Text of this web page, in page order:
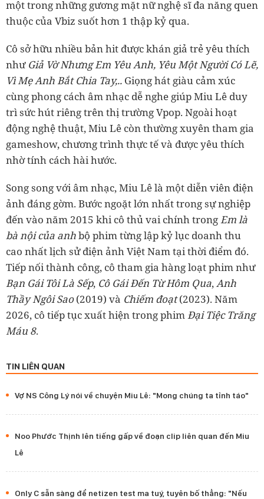
một trong những gương mặt nữ nghệ sĩ đa năng quen
thuộc của Vbiz suốt hơn 1 thập kỷ qua.
Cô sở hữu nhiều bản hit được khán giả trẻ yêu thích
như Giả Vờ Nhưng Em Yêu Anh, Yêu Một Người Có Lẽ,
Vì Mẹ Anh Bắt Chia Tay,.. Giọng hát giàu cảm xúc
cùng phong cách âm nhạc dễ nghe giúp Miu Lê duy
trì sức hút riêng trên thị trường Vpop. Ngoài hoạt
động nghệ thuật, Miu Lê còn thường xuyên tham gia
gameshow, chương trình thực tế và được yêu thích
nhờ tính cách hài hước.
Song song với âm nhạc, Miu Lê là một diễn viên điện
ảnh đáng gờm. Bước ngoặt lớn nhất trong sự nghiệp
đến vào năm 2015 khi cô thủ vai chính trongEm là
bà nội của anhbộ phim từng lập kỷ lục doanh thu
cao nhất lịch sử điện ảnh Việt Nam tại thời điểm đó.
Tiếp nối thành công, cô tham gia hàng loạt phim như
Bạn Gái Tôi Là Sếp, Cô Gái Đến Từ Hôm Qua,Anh
Thầy Ngôi Sao(2019) và Chiếm đoạt(2023). Năm
2026, cô tiếp tục xuất hiện trong phimĐại Tiệc Trăng
Máu 8.
TIN LIÊN QUAN
Vợ NS Công Lý nói về chuyện Miu Lê: "Mong chúng ta tỉnh táo"
Noo Phước Thịnh lên tiếng gấp về đoạn clip liên quan đến Miu
Lê
Only C sẵn sàng để netizen test ma tuý, tuyên bố thẳng: "Nếu